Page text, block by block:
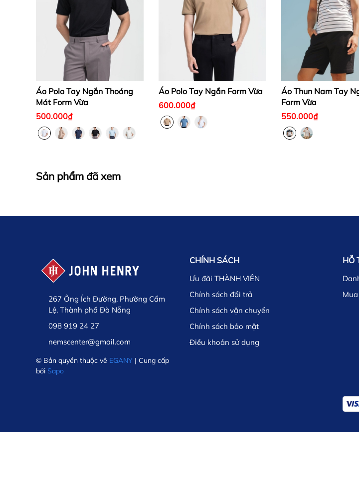
Áo Polo Tay Ngắn Thoáng
Mát Form Vừa
500.000₫
Áo Polo Tay Ngắn Form Vừa
600.000₫
Áo Thun Nam Tay
Form Vừa
550.000₫
Sản phẩm đã xem
267 Ông Ích Đường, Phường Cẩm
Lệ, Thành phố Đà Nẵng
098 919 24 27
nemscenter@gmail.com
© Bản quyền thuộc về EGANY | Cung cấp
bởi Sapo
CHÍNH SÁCH
Ưu đãi THÀNH VIÊN
Chính sách đổi trả
Chính sách vận chuyển
Chính sách bảo mật
Điều khoản sử dụng
HỖ